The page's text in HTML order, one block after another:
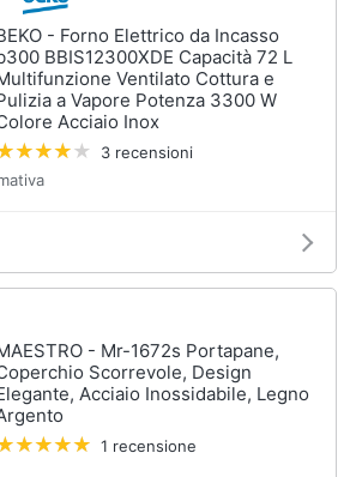
- Forno Elettrico da Incasso
BBIS12300XDE Capacità 72 L
Ventilato Cottura e
a Vapore Potenza 3300 W
Acciaio Inox
3 recensioni
- Mr-1672s Portapane,
Scorrevole, Design
Acciaio Inossidabile, Legno
1 recensione